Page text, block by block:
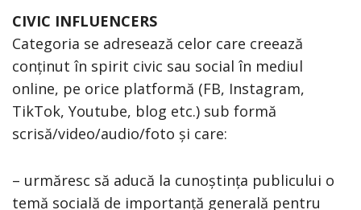
CIVIC INFLUENCERS
Categoria se adresează celor care creează
conținut în spirit civic sau social în mediul
online, pe orice platformă (FB, Instagram,
TikTok, Youtube, blog etc.) sub formă
scrisă/video/audio/foto și care:
– urmăresc să aducă la cunoștința publicului o
temă socială de importanță generală pentru